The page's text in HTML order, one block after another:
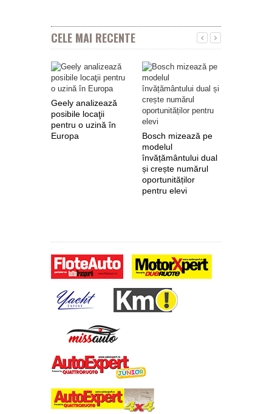
CELE MAI RECENTE
Geely analizează
posibile locaţii
pentru o uzină în
Europa
Bosch mizează pe
modelul
învățământului dual
și crește numărul
oportunităților
pentru elevi